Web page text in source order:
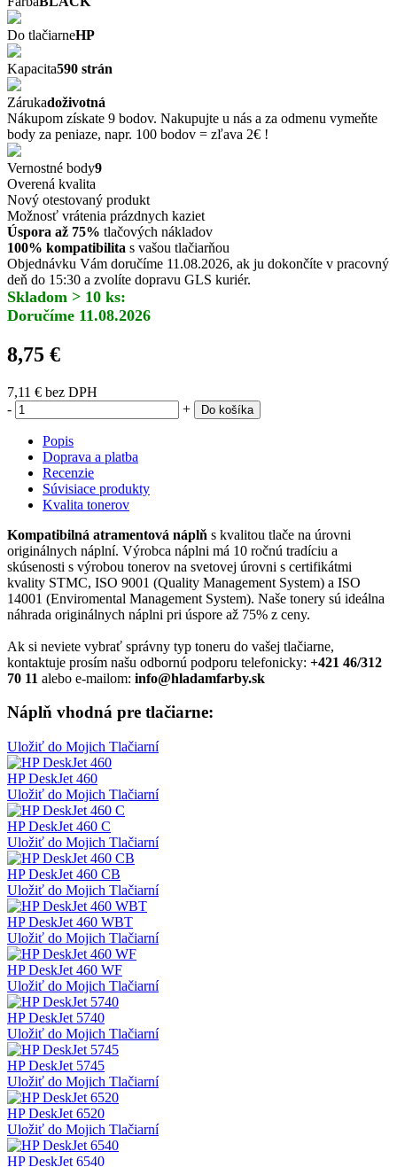
Do tlačiarneHP
Kapacita590 strán
Zárukadoživotná
Nákupom získate 9 bodov. Nakupujte u nás a za odmenu vymeňte
body za peniaze, napr. 100 bodov = zľava 2€ !
Vernostné body9
Overená kvalita
Nový otestovaný produkt
Možnosť vrátenia prázdnych kaziet
Úspora až 75% tlačových nákladov
100% kompatibilita s vašou tlačiarňou
Objednávku Vám doručíme 11.08.2026, ak ju dokončíte v pracovný
deň do 15:30 a zvolíte dopravu GLS kuriér.
Skladom > 10 ks:
Doručíme 11.08.2026
8,75 €
7,11 € bez DPH
-
+ Do košíka
Popis
Doprava a platba
Recenzie
Súvisiace produkty
Kvalita tonerov
Kompatibilná atramentová náplň s kvalitou tlače na úrovni
originálnych náplní. Výrobca náplni má 10 ročnú tradíciu a
skúsenosti s výrobou tonerov na svetovej úrovni s certifikátmi
kvality STMC, ISO 9001 (Quality Management System) a ISO
14001 (Enviromental Management System). Naše tonery sú ideálna
náhrada originálnych náplni pri úspore až 75% z ceny.
Ak si neviete vybrať správny typ toneru do vašej tlačiarne,
kontaktuje prosím našu odbornú podporu telefonicky: +421 46/312
70 11 alebo e-mailom: info@hladamfarby.sk
Náplň vhodná pre tlačiarne:
Uložiť do Mojich Tlačiarní
HP DeskJet 460
Uložiť do Mojich Tlačiarní
HP DeskJet 460 C
Uložiť do Mojich Tlačiarní
HP DeskJet 460 CB
Uložiť do Mojich Tlačiarní
HP DeskJet 460 WBT
Uložiť do Mojich Tlačiarní
HP DeskJet 460 WF
Uložiť do Mojich Tlačiarní
HP DeskJet 5740
Uložiť do Mojich Tlačiarní
HP DeskJet 5745
Uložiť do Mojich Tlačiarní
HP DeskJet 6520
Uložiť do Mojich Tlačiarní
HP DeskJet 6540